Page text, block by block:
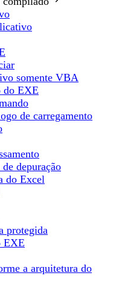
somente VBA
do EXE
de carregamento
depuração
do Excel
protegida
EXE
a arquitetura do